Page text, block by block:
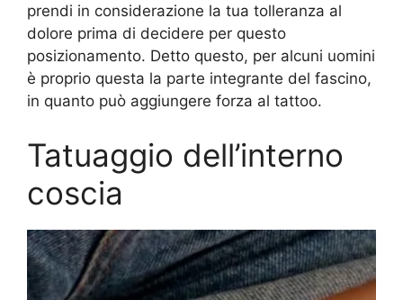
prendi in considerazione la tua tolleranza al
dolore prima di decidere per questo
posizionamento. Detto questo, per alcuni uomini
è proprio questa la parte integrante del fascino,
in quanto può aggiungere forza al tattoo.
Tatuaggio dell’interno
coscia